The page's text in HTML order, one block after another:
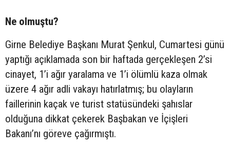
Ne olmuştu?
Girne Belediye Başkanı Murat Şenkul, Cumartesi günü
yaptığı açıklamada son bir haftada gerçekleşen 2’si
cinayet, 1’i ağır yaralama ve 1’i ölümlü kaza olmak
üzere 4 ağır adli vakayı hatırlatmış; bu olayların
faillerinin kaçak ve turist statüsündeki şahıslar
olduğuna dikkat çekerek Başbakan ve İçişleri
Bakanı’nı göreve çağırmıştı.